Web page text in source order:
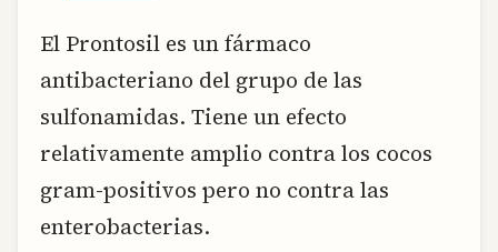
El Prontosil es un fármaco
antibacteriano del grupo de las
sulfonamidas. Tiene un efecto
relativamente amplio contra los cocos
gram-positivos pero no contra las
enterobacterias.